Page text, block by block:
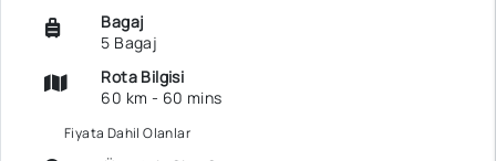
Bagaj
5 Bagaj
Rota Bilgisi
60 km - 60 mins
Fiyata Dahil Olanlar